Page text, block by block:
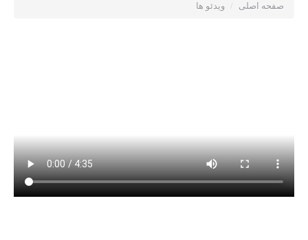
صفحه اصلی / ویدئو ها